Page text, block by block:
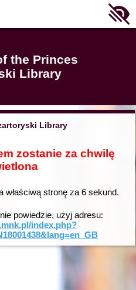
the Princes
Library
Library
zostanie za chwilę
właściwą stronę za 6sekund.
powiedzie, użyj adresu:
index.php?